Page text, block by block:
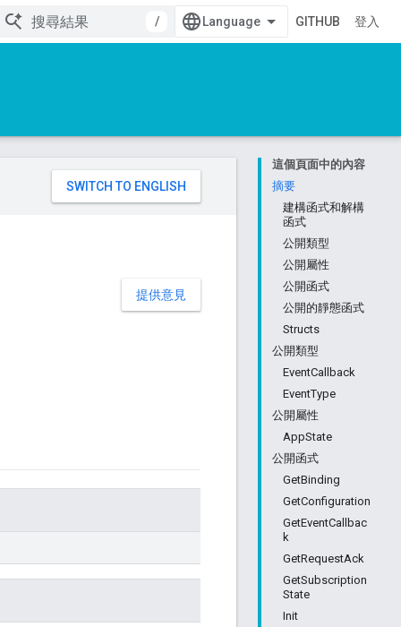
/ GITHUB 登入
這個頁面中的內容
摘要
建構函式和解構
函式
公開類型
公開屬性
公開函式
公開的靜態函式
Structs
公開類型
EventCallback
EventType
公開屬性
AppState
公開函式
GetBinding
GetConfiguration
GetEventCallbac
k
GetRequestAck
GetSubscription
State
Init
提供意見